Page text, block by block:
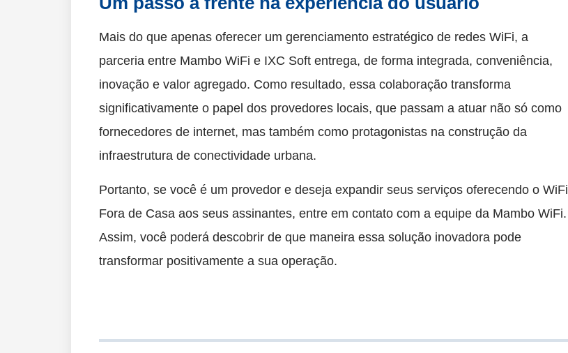
Mais do que apenas oferecer um gerenciamento estratégico de redes WiFi, a
parceria entre Mambo WiFi e IXC Soft entrega, de forma integrada, conveniência,
inovação e valor agregado. Como resultado, essa colaboração transforma
significativamente o papel dos provedores locais, que passam a atuar não só como
fornecedores de internet, mas também como protagonistas na construção da
infraestrutura de conectividade urbana.
Portanto, se você é um provedor e deseja expandir seus serviços oferecendo o WiFi
Fora de Casa aos seus assinantes, entre em contato com a equipe da Mambo WiFi.
Assim, você poderá descobrir de que maneira essa solução inovadora pode
transformar positivamente a sua operação.